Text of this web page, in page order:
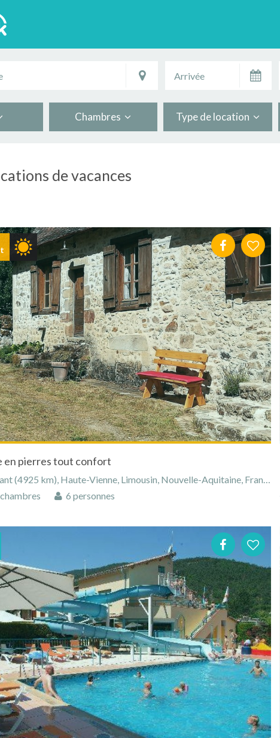
Chambres Type de location
de vacances
en pierres tout confort
(4925 km), Haute-Vienne, Limousin, Nouvelle-Aquitaine, France
6 personnes